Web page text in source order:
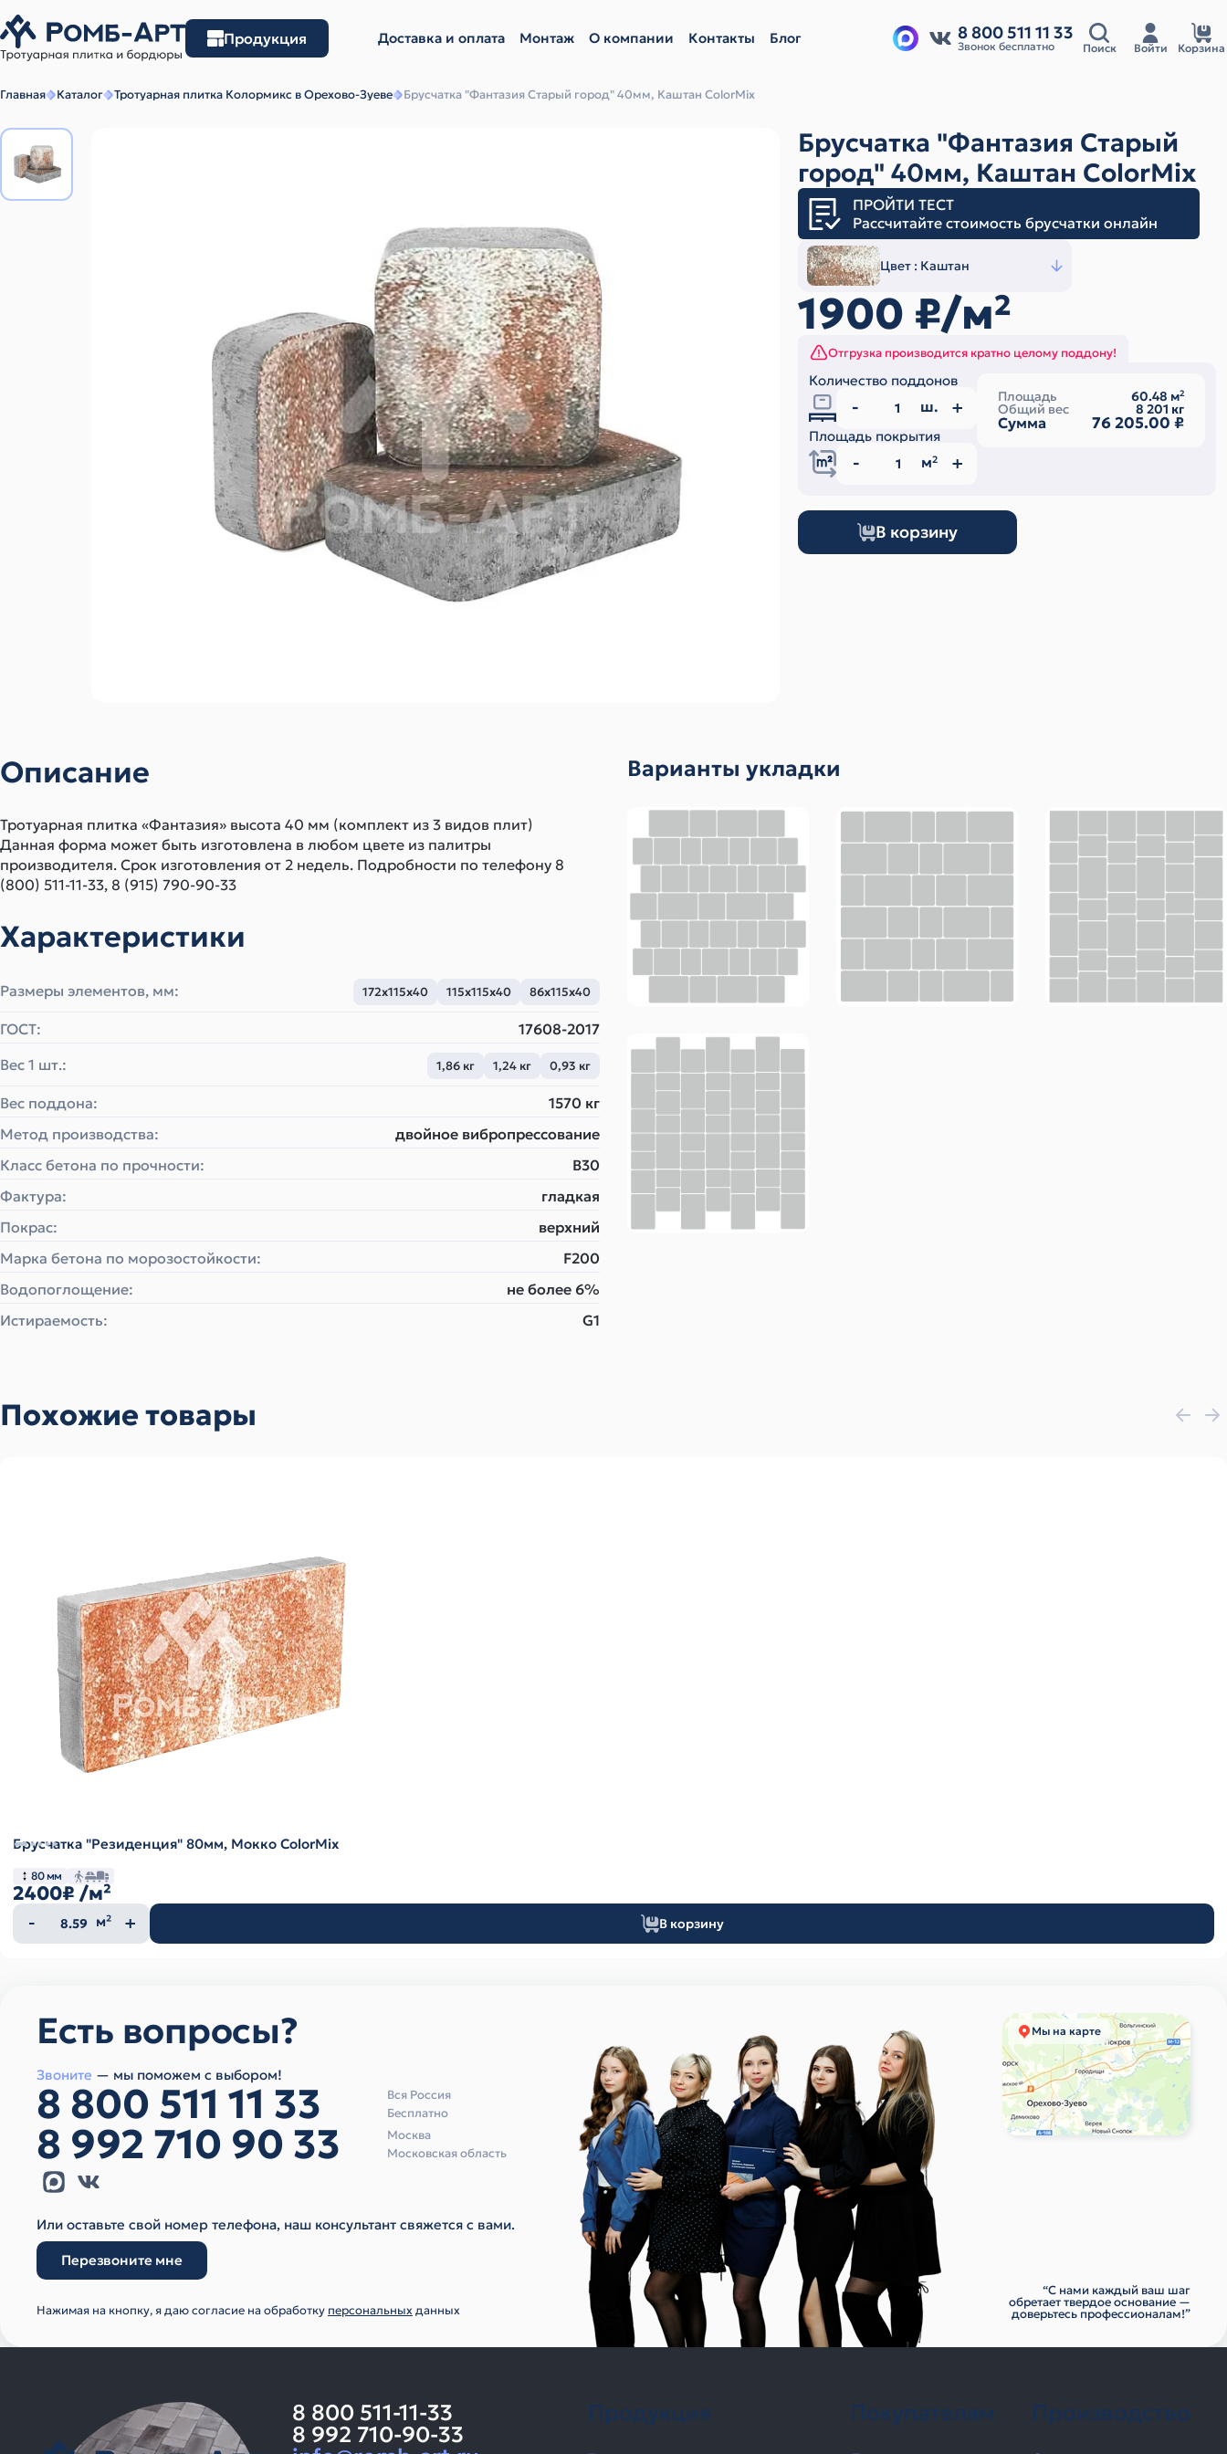
Продукция Доставка и оплата Монтаж О компании Контакты Блог 8 800 511 11 33
Звонок бесплатно Поиск Войти Корзина
Главная Каталог Тротуарная плитка Колормикс в Орехово-Зуеве Брусчатка "Фантазия Старый город" 40мм, Каштан ColorMix
Брусчатка "Фантазия Старый
город" 40мм, Каштан ColorMix
ПРОЙТИ ТЕСТ
Рассчитайте стоимость брусчатки онлайн
Цвет : Каштан
1900 ₽/м2
Отгрузка производится кратно целому поддону!
Количество поддонов
ш.
Площадь покрытия
м2
Площадь 60.48 м2
Общий вес 8 201 кг
Сумма 76 205.00 ₽
В корзину
Описание
Тротуарная плитка «Фантазия» высота 40 мм (комплект из 3 видов плит)
Данная форма может быть изготовлена в любом цвете из палитры
производителя. Срок изготовления от 2 недель. Подробности по телефону 8
(800) 511-11-33, 8 (915) 790-90-33
Характеристики
Размеры элементов, мм: 172х115х40 115х115х40 86х115х40
ГОСТ:
17608-2017
Вес 1 шт.:
1,86 кг 1,24 кг 0,93 кг
Вес поддона:
1570 кг
Метод производства:
двойное вибропрессование
Класс бетона по прочности:
B30
Фактура:
гладкая
Покрас:
верхний
Марка бетона по морозостойкости:
F200
Водопоглощение:
не более 6%
Истираемость:
G1
Варианты укладки
Похожие товары
Брусчатка "Резиденция" 80мм, Мокко ColorMix
80 мм
2400₽ /м²
Количество
товара
м² В корзину
Есть вопросы?
Звоните — мы поможем с выбором!
8 800 511 11 33
Вся Россия
Бесплатно
8 992 710 90 33
Москва
Московская область
Или оставьте свой номер телефона, наш консультант свяжется с вами.
Перезвоните мне
Нажимая на кнопку, я даю согласие на обработку персональныхданных
Мы на карте
“С нами каждый ваш шаг
обретает твердое основание —
доверьтесь профессионалам!”
8 800 511-11-33
8 992 710-90-33
Продукция Покупателям Производство